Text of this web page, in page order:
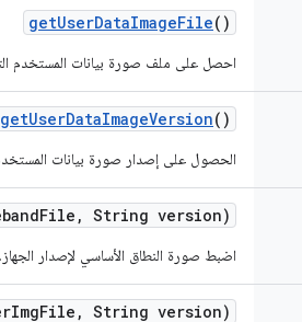
getUserDataImageFile()
احصل على ملف صورة بيانات المستخدم
getUserDataImageVersion()
الحصول على إصدار صورة بيانات المستخدم
File , String version)
اضبط صورة النطاق الأساسي لإصدار الجهاز.
ImgFile , String version)